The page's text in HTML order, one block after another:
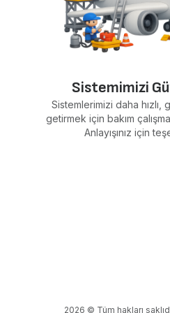
Sistemimizi
Sistemlerimizi daha
getirmek için bakım
Anlayışınız için
2026 © Tüm hakları